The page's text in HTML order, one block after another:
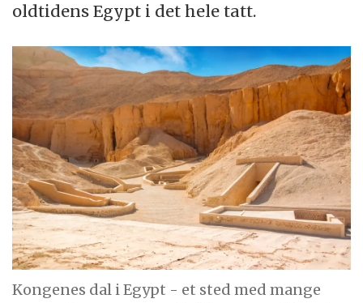
oldtidens Egypt i det hele tatt.
Kongenes dal i Egypt - et sted med mange